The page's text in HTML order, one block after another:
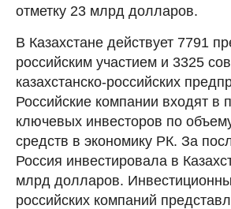
отметку 23 млрд долларов.
В Казахстане действует 7791
российским участием и 3325
казахстанско-российских
Российские компании входят в
ключевых инвесторов по
средств в экономику РК. За
Россия инвестировала в
млрд долларов.
российских компаний